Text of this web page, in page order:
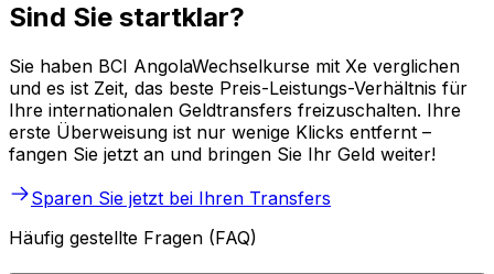
Sind Sie startklar?
Sie haben BCI AngolaWechselkurse mit Xe verglichen
und es ist Zeit, das beste Preis-Leistungs-Verhältnis für
Ihre internationalen Geldtransfers freizuschalten. Ihre
erste Überweisung ist nur wenige Klicks entfernt –
fangen Sie jetzt an und bringen Sie Ihr Geld weiter!
Sparen Sie jetzt bei Ihren Transfers
Häufig gestellte Fragen (FAQ)